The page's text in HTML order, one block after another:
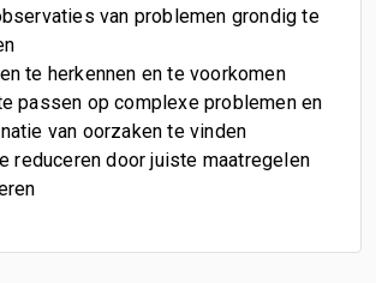
van problemen grondig te
te herkennen en te voorkomen
passen op complexe problemen en
van oorzaken te vinden
reduceren door juiste maatregelen